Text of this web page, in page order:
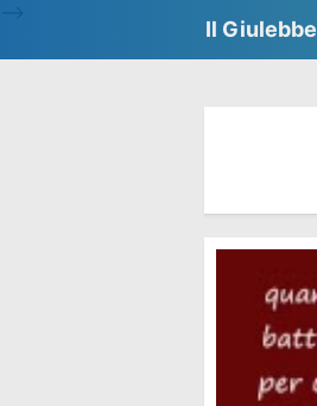
Il Giulebbe